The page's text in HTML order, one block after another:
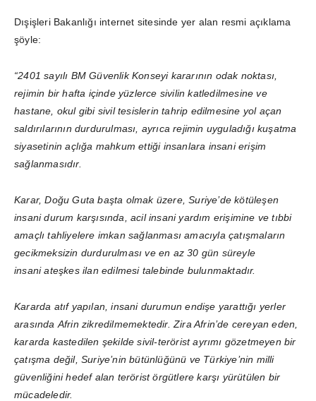
Dışişleri Bakanlığı internet sitesinde yer alan resmi açıklama
şöyle:
“2401 sayılı BM Güvenlik Konseyi kararının odak noktası,
rejimin bir hafta içinde yüzlerce sivilin katledilmesine ve
hastane, okul gibi sivil tesislerin tahrip edilmesine yol açan
saldırılarının durdurulması, ayrıca rejimin uyguladığı kuşatma
siyasetinin açlığa mahkum ettiği insanlara insani erişim
sağlanmasıdır.
Karar, Doğu Guta başta olmak üzere, Suriye’de kötüleşen
insani durum karşısında, acil insani yardım erişimine ve tıbbi
amaçlı tahliyelere imkan sağlanması amacıyla çatışmaların
gecikmeksizin durdurulması ve en az 30 gün süreyle
insani ateşkes ilan edilmesi talebinde bulunmaktadır.
Kararda atıf yapılan, insani durumun endişe yarattığı yerler
arasında Afrin zikredilmemektedir. Zira Afrin’de cereyan eden,
kararda kastedilen şekilde sivil-terörist ayrımı gözetmeyen bir
çatışma değil, Suriye’nin bütünlüğünü ve Türkiye’nin milli
güvenliğini hedef alan terörist örgütlere karşı yürütülen bir
mücadeledir.